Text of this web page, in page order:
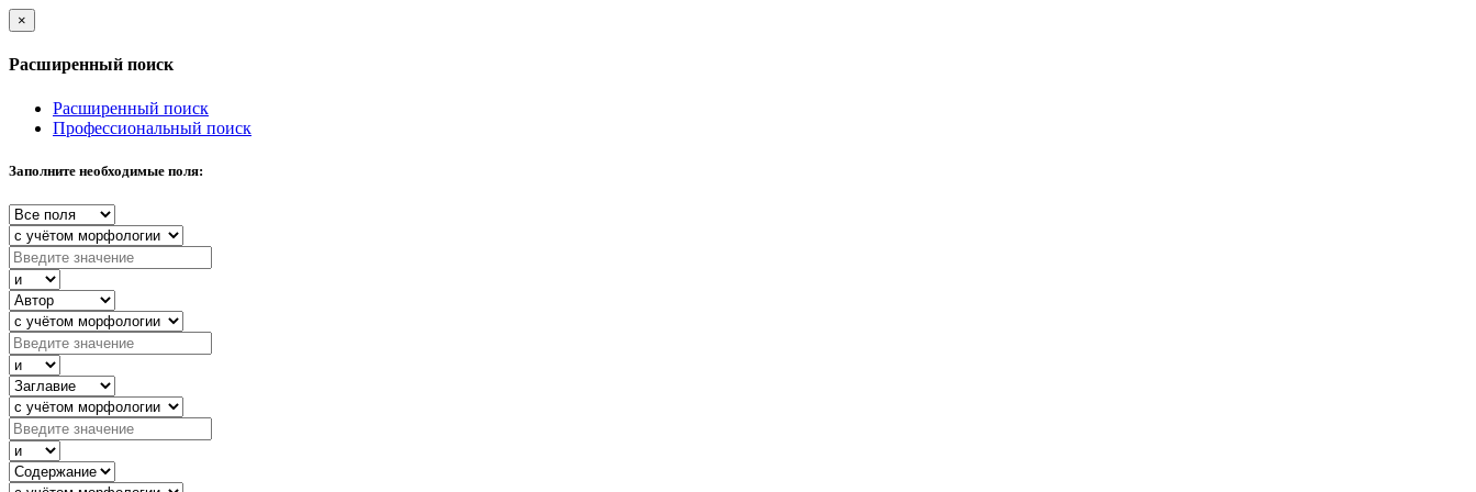
×
Расширенный поиск
Расширенный поиск
Профессиональный поиск
Заполните необходимые поля: